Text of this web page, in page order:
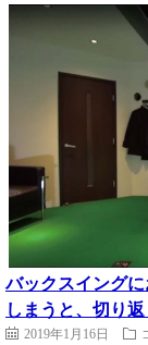
バックスイング
しまうと、切り
2019年1月16日